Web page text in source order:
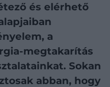
és elérhető
a
megtakarítás
Sokan
abban, hogy